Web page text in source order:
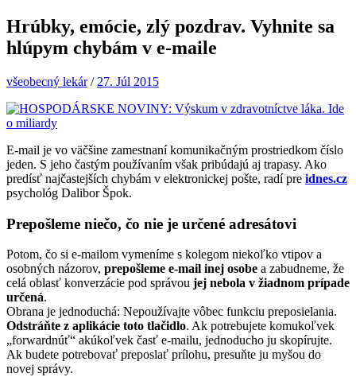
Hrúbky, emócie, zlý pozdrav. Vyhnite sa
hlúpym chybám v e-maile
všeobecný lekár/ 27. Júl 2015
E-mail je vo väčšine zamestnaní komunikačným prostriedkom číslo
jeden. S jeho častým používaním však pribúdajú aj trapasy. Ako
predísť najčastejších chybám v elektronickej pošte, radí pre idnes.cz
psychológ Dalibor Špok.
Prepošleme niečo, čo nie je určené adresátovi
Potom, čo si e-mailom vymeníme s kolegom niekoľko vtipov a
osobných názorov, prepošleme e-mail inej osobe a zabudneme, že
celá oblasť konverzácie pod správou jej nebola v žiadnom prípade
určená.
Obrana je jednoduchá: Nepoužívajte vôbec funkciu preposielania.
Odstráňte z aplikácie toto tlačidlo. Ak potrebujete komukoľvek
„forwardnúť“ akúkoľvek časť e-mailu, jednoducho ju skopírujte.
Ak budete potrebovať preposlať prílohu, presuňte ju myšou do
novej správy.